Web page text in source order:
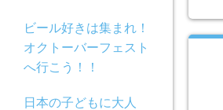
ビール好きは集まれ！
オクトーバーフェスト
へ行こう！！
日本の子どもに大人